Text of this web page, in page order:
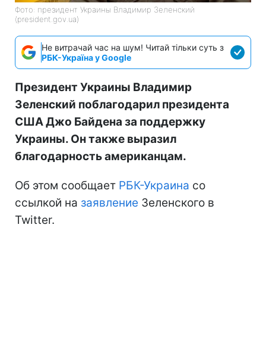
Фото: президент Украины Владимир Зеленский
(president.gov.ua)
Не витрачай час на шум! Читай тільки суть з
РБК-Україна у Google
Президент Украины Владимир
Зеленский поблагодарил президента
США Джо Байдена за поддержку
Украины. Он также выразил
благодарность американцам.
Об этом сообщает РБК-Украина со
ссылкой на заявление Зеленского в
Twitter.